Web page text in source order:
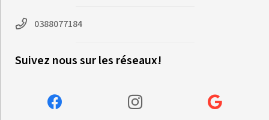
0388077184
Suivez nous sur les réseaux!